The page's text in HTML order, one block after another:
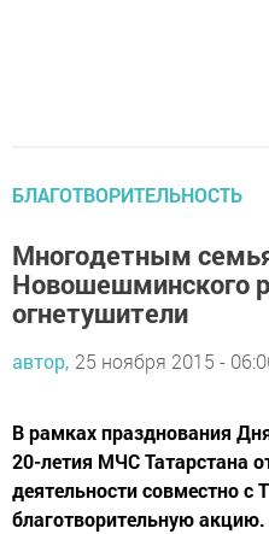
БЛАГОТВОРИТЕЛЬНОСТЬ
Многодетным
Новошешминского
огнетушители
автор, 25 ноября 2015 -
В рамках празднования
20-летия МЧС Татарстана
деятельности совместно
благотворительную